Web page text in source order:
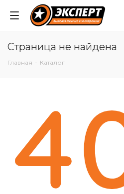
Страница не найдена
Главная - Каталог